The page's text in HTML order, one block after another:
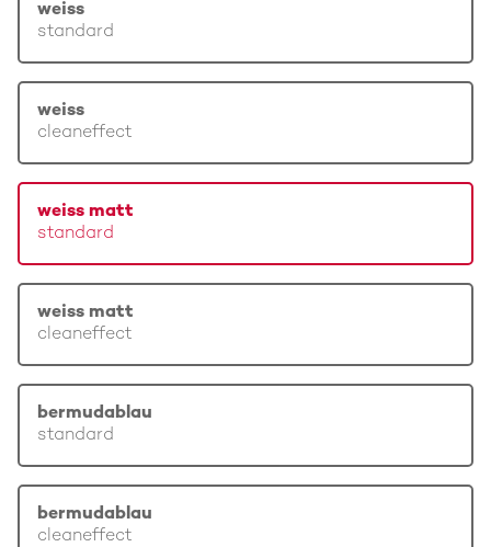
weiss
standard
weiss
cleaneffect
weiss matt
standard
weiss matt
cleaneffect
bermudablau
standard
bermudablau
cleaneffect